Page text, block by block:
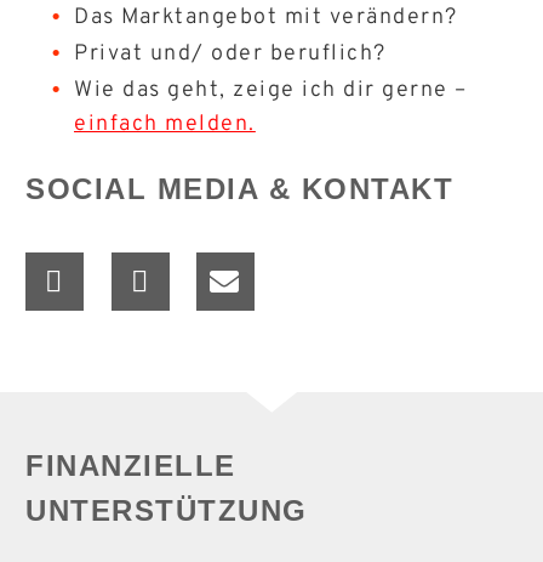
Das Marktangebot mit verändern?
Privat und/ oder beruflich?
Wie das geht, zeige ich dir gerne –
einfach melden.
SOCIAL MEDIA & KONTAKT
FINANZIELLE
UNTERSTÜTZUNG